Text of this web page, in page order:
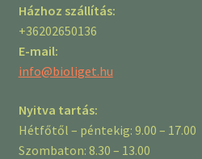
Házhoz szállítás:
+36202650136
E-mail:
info@bioliget.hu
Nyitva tartás:
Hétfőtől – péntekig: 9.00 – 17.00
Szombaton: 8.30 – 13.00